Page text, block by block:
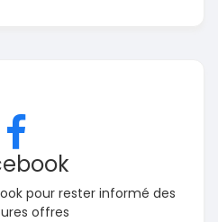
pour rester informé des
offres